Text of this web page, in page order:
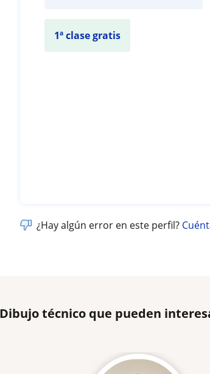
1ª clase gratis
¿Hay algún error en este perfil?
técnico que pueden